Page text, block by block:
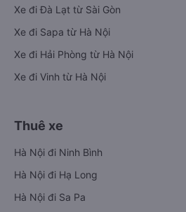
Xe đi Đà Lạt từ Sài Gòn
Xe đi Sapa từ Hà Nội
Xe đi Hải Phòng từ Hà Nội
Xe đi Vinh từ Hà Nội
Thuê xe
Hà Nội đi Ninh Bình
Hà Nội đi Hạ Long
Hà Nội đi Sa Pa